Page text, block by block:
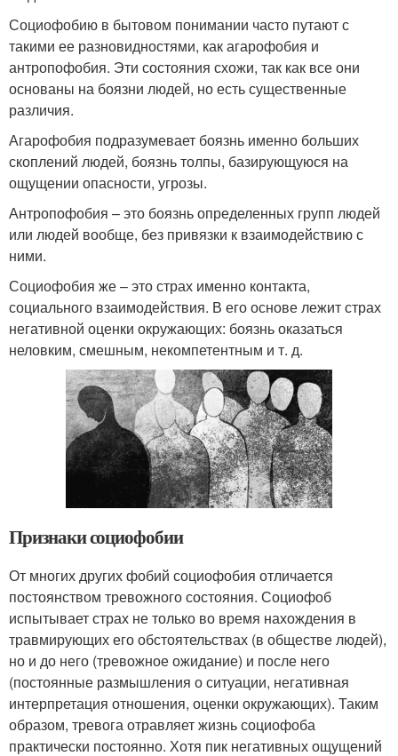
Социофобию в бытовом понимании часто путают с
такими ее разновидностями, как агарофобия и
антропофобия. Эти состояния схожи, так как все они
основаны на боязни людей, но есть существенные
различия.
Агарофобия подразумевает боязнь именно больших
скоплений людей, боязнь толпы, базирующуюся на
ощущении опасности, угрозы.
Антропофобия – это боязнь определенных групп людей
или людей вообще, без привязки к взаимодействию с
ними.
Социофобия же – это страх именно контакта,
социального взаимодействия. В его основе лежит страх
негативной оценки окружающих: боязнь оказаться
неловким, смешным, некомпетентным и т. д.
Признаки социофобии
От многих других фобий социофобия отличается
постоянством тревожного состояния. Социофоб
испытывает страх не только во время нахождения в
травмирующих его обстоятельствах (в обществе людей),
но и до него (тревожное ожидание) и после него
(постоянные размышления о ситуации, негативная
интерпретация отношения, оценки окружающих). Таким
образом, тревога отравляет жизнь социофоба
практически постоянно. Хотя пик негативных ощущений